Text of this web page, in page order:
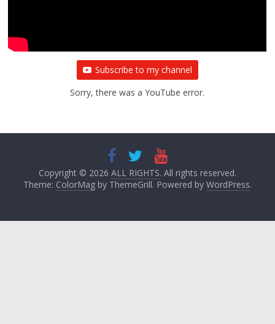
Subscribe to my channel
Sorry, there was a YouTube error.
Copyright © 2026 ALL RIGHTS. All rights reserved.
Theme: ColorMagby ThemeGrill. Powered by WordPress.